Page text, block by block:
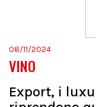
08/11/2024
VINO
Export, i